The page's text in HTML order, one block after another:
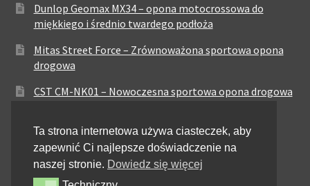
Dunlop Geomax MX34 – opona motocrossowa do
miękkiego i średnio twardego podłoża
Mitas Street Force – Zrównoważona sportowa opona
drogowa
CST CM-NK01 – Nowoczesna sportowa opona drogowa
zrównoważonych osiągach
Pirelli City Demon – Niezawodność w codziennej
jeździe miejskiej
Ta strona internetowa używa ciasteczek, aby
zapewnić Ci najlepsze doświadczenie na
naszej stronie. Dowiedz się więcej